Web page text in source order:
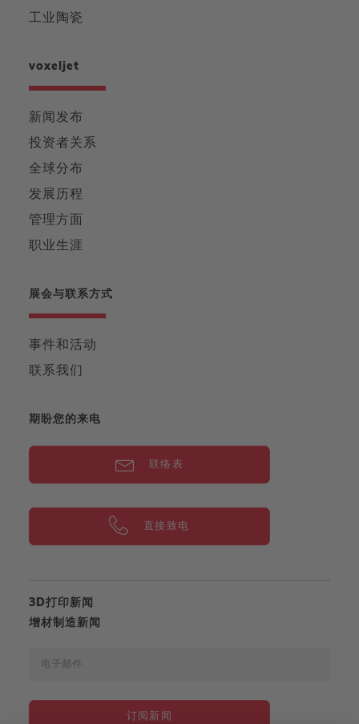
工业陶瓷
voxeljet
新闻发布
投资者关系
全球分布
发展历程
管理方面
职业生涯
展会与联系方式
事件和活动
联系我们
期盼您的来电
联络表
直接致电
3D打印新闻
增材制造新闻
订阅新闻